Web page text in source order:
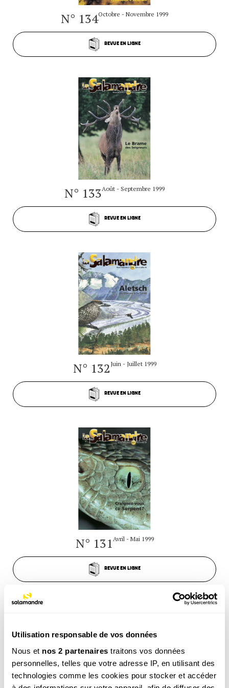
Utilisation responsable de vos données
Nous et nos 2 partenaires traitons vos données
personnelles, telles que votre adresse IP, en utilisant des
technologies comme les cookies pour stocker et accéder
N° 134Octobre - Novembre 1999
REVUE EN LIGNE
N° 133Août - Septembre 1999
REVUE EN LIGNE
N° 132 Juin - Juillet 1999
REVUE EN LIGNE
N° 131Avril - Mai 1999
REVUE EN LIGNE